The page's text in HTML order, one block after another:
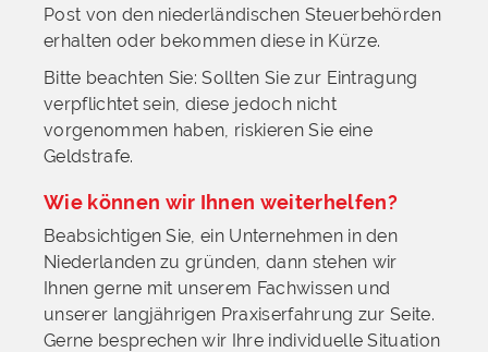
Post von den niederländischen Steuerbehörden
erhalten oder bekommen diese in Kürze.
Bitte beachten Sie: Sollten Sie zur Eintragung
verpflichtet sein, diese jedoch nicht
vorgenommen haben, riskieren Sie eine
Geldstrafe.
Wie können wir Ihnen weiterhelfen?
Beabsichtigen Sie, ein Unternehmen in den
Niederlanden zu gründen, dann stehen wir
Ihnen gerne mit unserem Fachwissen und
unserer langjährigen Praxiserfahrung zur Seite.
Gerne besprechen wir Ihre individuelle Situation